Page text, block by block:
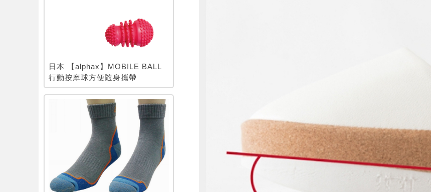
日本 【alphax】MOBILE BALL
行動按摩球方便隨身攜帶